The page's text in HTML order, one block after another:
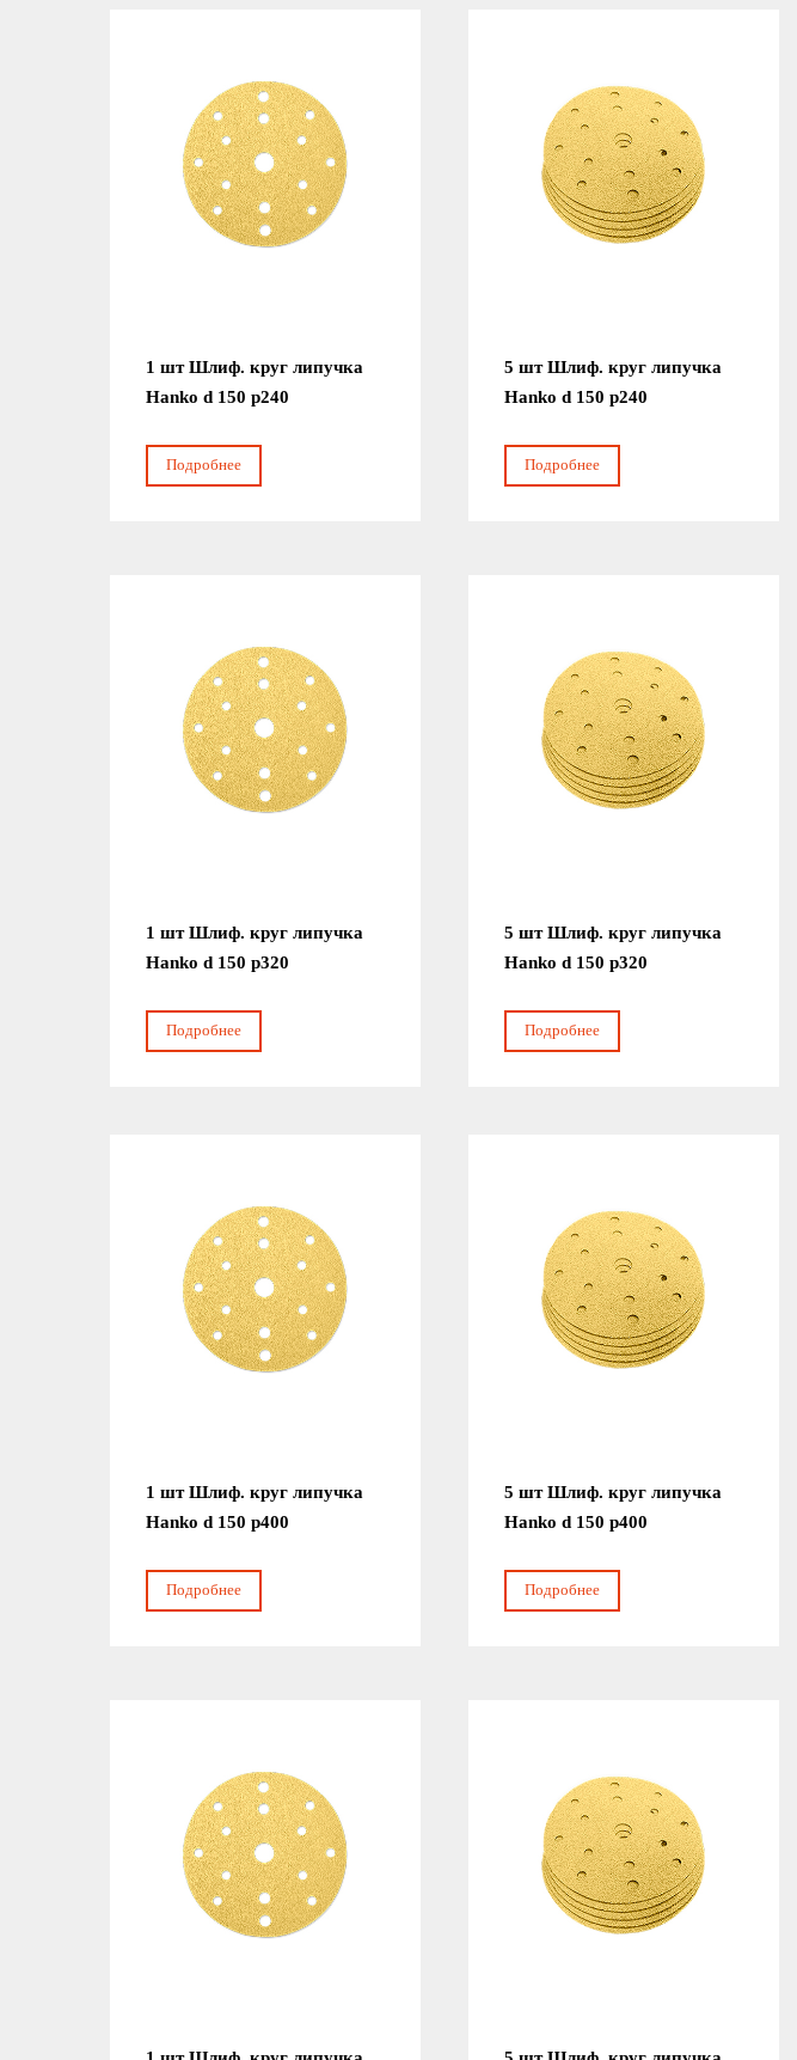
1 шт Шлиф. круг липучка
Hanko d 150 р240
Подробнее
5 шт Шлиф. круг липучка
Hanko d 150 р240
Подробнее
1 шт Шлиф. круг липучка
Hanko d 150 р320
Подробнее
5 шт Шлиф. круг липучка
Hanko d 150 р320
Подробнее
1 шт Шлиф. круг липучка
Hanko d 150 р400
Подробнее
5 шт Шлиф. круг липучка
Hanko d 150 р400
Подробнее